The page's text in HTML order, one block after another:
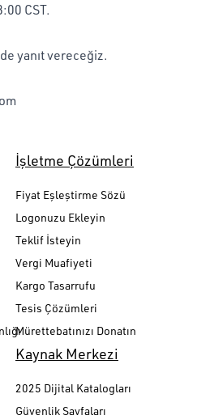
CST.
yanıt vereceğiz.
İşletme Çözümleri
Fiyat Eşleştirme Sözü
Logonuzu Ekleyin
Teklif İsteyin
Vergi Muafiyeti
Kargo Tasarrufu
Tesis Çözümleri
Mürettebatınızı Donatın
Kaynak Merkezi
2025 Dijital Katalogları
Güvenlik Sayfaları